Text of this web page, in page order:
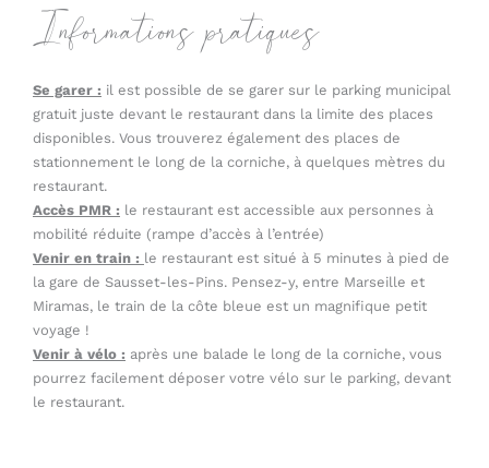
Informations pratiques
Se garer : il est possible de se garer sur le parking municipal
gratuit juste devant le restaurant dans la limite des places
disponibles. Vous trouverez également des places de
stationnement le long de la corniche, à quelques mètres du
restaurant.
Accès PMR : le restaurant est accessible aux personnes à
mobilité réduite (rampe d’accès à l’entrée)
Venir en train : le restaurant est situé à 5 minutes à pied de
la gare de Sausset-les-Pins. Pensez-y, entre Marseille et
Miramas, le train de la côte bleue est un magnifique petit
voyage !
Venir à vélo : après une balade le long de la corniche, vous
pourrez facilement déposer votre vélo sur le parking, devant
le restaurant.